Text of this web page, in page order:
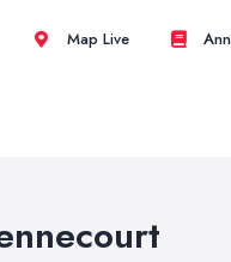
Map Live